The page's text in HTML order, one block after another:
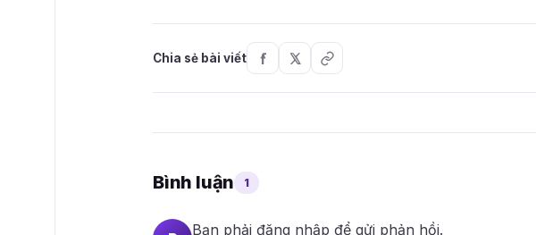
Chia sẻ bài viết
Bình luận 1
Bạn phải đăng nhập để gửi phản hồi.